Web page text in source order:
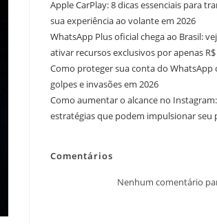
Apple CarPlay: 8 dicas essenciais para
sua experiência ao volante em 2026
WhatsApp Plus oficial chega ao Brasil:
ativar recursos exclusivos por apenas
Como proteger sua conta do WhatsApp
golpes e invasões em 2026
Como aumentar o alcance no
estratégias que podem impulsionar seu
Comentários
Nenhum comentário